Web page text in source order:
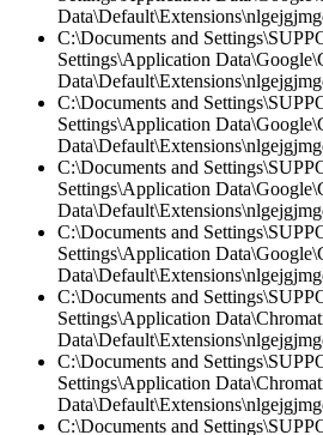
C:\Documents and
Settings\Application
C:\Documents and
Settings\Application
C:\Documents and
Settings\Application
C:\Documents and
Settings\Application
C:\Documents and
Settings\Application
C:\Documents and
Settings\Application
C:\Documents and